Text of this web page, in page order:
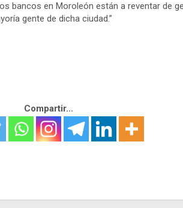
bancos en Moroleón están a reventar de
gente de dicha ciudad.”
Compartir...